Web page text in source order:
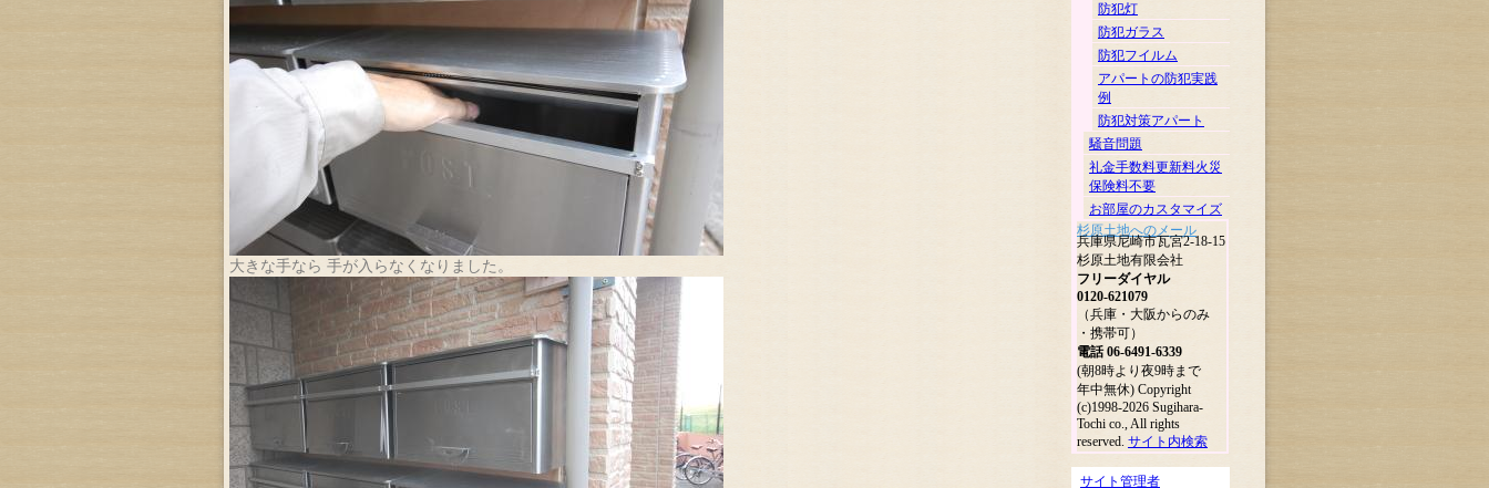
大きな手なら 手が入らなくなりました。
防犯灯
防犯ガラス
防犯フイルム
アパートの防犯実践
例
防犯対策アパート
騒音問題
礼金手数料更新料火災
保険料不要
お部屋のカスタマイズ
杉原土地へのメール
兵庫県尼崎市瓦宮2-18-15
杉原土地有限会社
フリーダイヤル
0120-621079
（兵庫・大阪からのみ
・携帯可）
電話 06-6491-6339
(朝8時より夜9時まで
年中無休) Copyright
(c)1998-2026 Sugihara-
Tochi co., All rights
reserved. サイト内検索
サイト管理者